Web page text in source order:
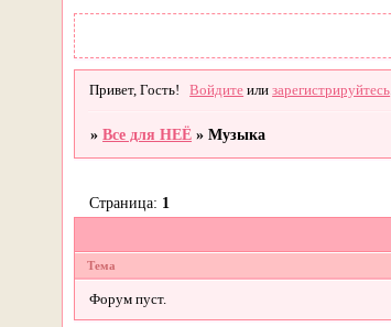
Привет, Гость! Войдите илизарегистрируйтесь
»Все для НЕЁ »Музыка
Страница: 1
Тема
Форум пуст.